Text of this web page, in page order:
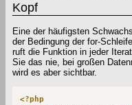
Kopf
Eine der häufigsten
der Bedingung der for-
ruft die Funktion in jeder
Sie das nie, bei großen
wird es aber sichtbar.
<?php